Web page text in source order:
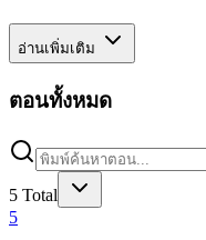
อ่านเพิ่มเติม
ตอนทั้งหมด
5 Total
5